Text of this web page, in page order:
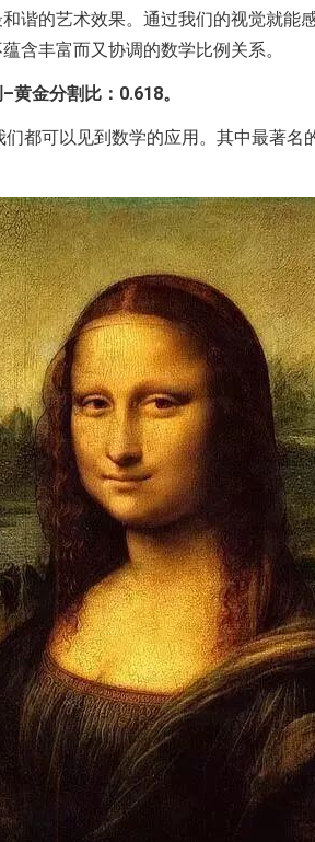
谐的艺术效果。通过我们的视觉就能
含丰富而又协调的数学比例关系。
黄金分割比：0.618。
们都可以见到数学的应用。其中最著